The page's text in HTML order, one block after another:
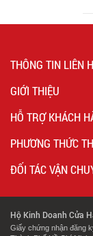
THÔNG TIN LIÊN
GIỚI THIỆU
HỖ TRỢ KHÁCH
PHƯƠNG THỨC
ĐỐI TÁC VẬN
Hộ Kinh Doanh Cửa
Giấy chứng nhận đăng